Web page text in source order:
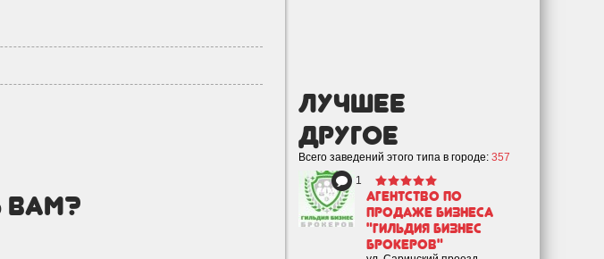
лучшее
Другое
Всего заведений этого типа в городе: 357
1
Агентство по
продаже бизнеса
"Гильдия Бизнес
Брокеров"
вам?